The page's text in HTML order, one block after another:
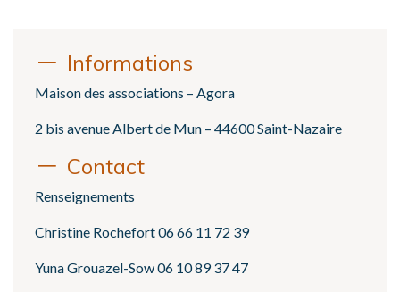
Informations
Maison des associations – Agora
2 bis avenue Albert de Mun – 44600 Saint-Nazaire
Contact
Renseignements
Christine Rochefort 06 66 11 72 39
Yuna Grouazel-Sow 06 10 89 37 47